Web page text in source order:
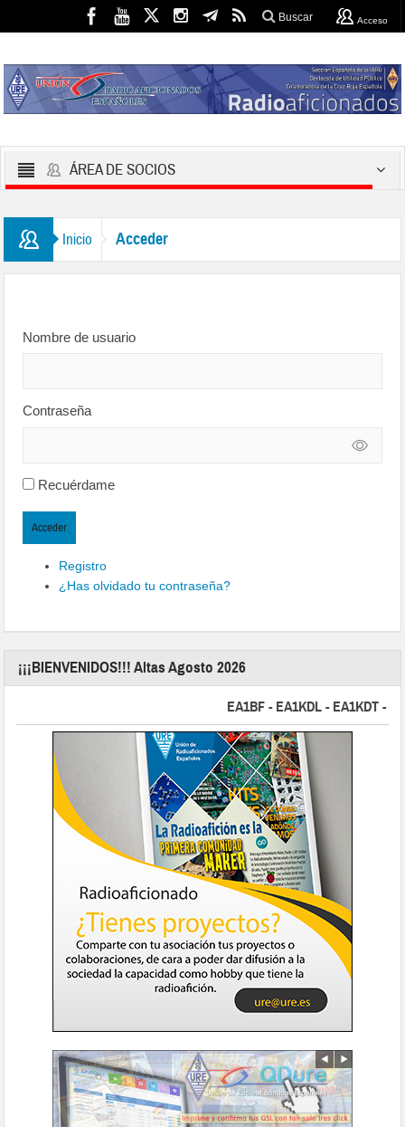
Buscar Acceso
ÁREA DE SOCIOS
Inicio Acceder
Nombre de usuario
Contraseña
Recuérdame
Acceder
Registro
¿Has olvidado tu contraseña?
¡¡¡BIENVENIDOS!!! Altas Agosto 2026
EA1BF - EA1KDL - EA1KDT -